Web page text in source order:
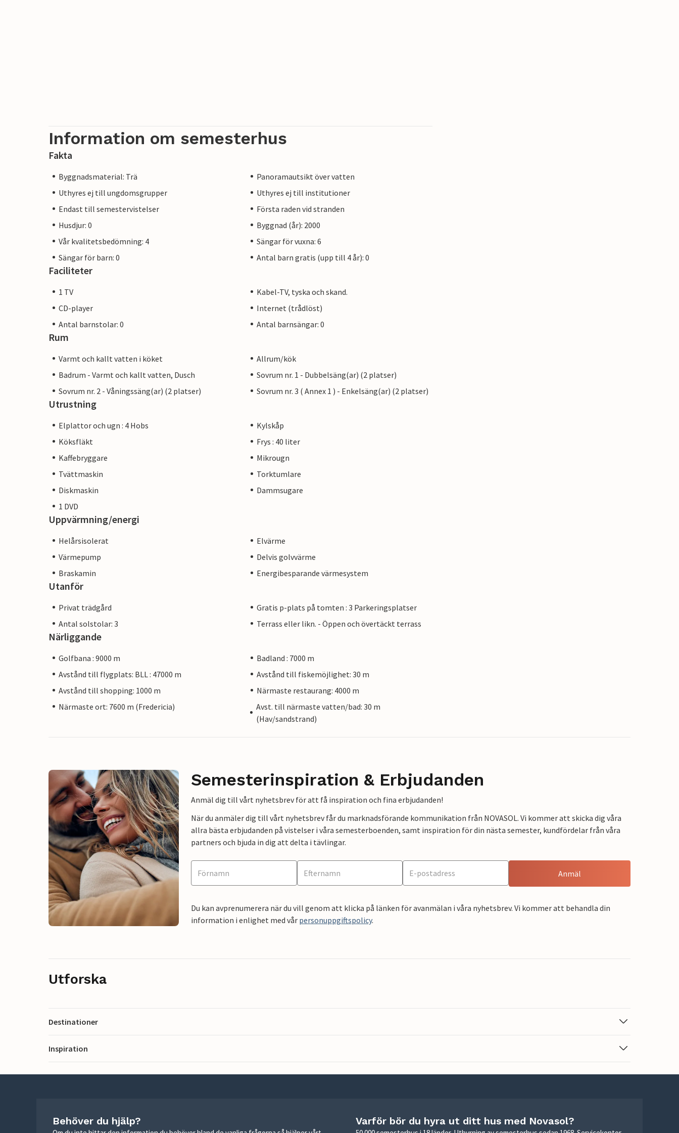
Information om semesterhus
Fakta
Byggnadsmaterial: Trä
Panoramautsikt över vatten
Uthyres ej till ungdomsgrupper
Uthyres ej till institutioner
Endast till semestervistelser
Första raden vid stranden
Husdjur: 0
Byggnad (år): 2000
Vår kvalitetsbedömning: 4
Sängar för vuxna: 6
Sängar för barn: 0
Antal barn gratis (upp till 4 år): 0
Faciliteter
1 TV
Kabel-TV, tyska och skand.
CD-player
Internet (trådlöst)
Antal barnstolar: 0
Antal barnsängar: 0
Rum
Varmt och kallt vatten i köket
Allrum/kök
Badrum - Varmt och kallt vatten, Dusch
Sovrum nr. 1 - Dubbelsäng(ar) (2 platser)
Sovrum nr. 2 - Våningssäng(ar) (2 platser)
Sovrum nr. 3 ( Annex 1 ) - Enkelsäng(ar) (2 platser)
Utrustning
Elplattor och ugn : 4 Hobs
Kylskåp
Köksfläkt
Frys : 40 liter
Kaffebryggare
Mikrougn
Tvättmaskin
Torktumlare
Diskmaskin
Dammsugare
1 DVD
Uppvärmning/energi
Helårsisolerat
Elvärme
Värmepump
Delvis golvvärme
Braskamin
Energibesparande värmesystem
Utanför
Privat trädgård
Gratis p-plats på tomten : 3 Parkeringsplatser
Antal solstolar: 3
Terrass eller likn. - Öppen och övertäckt terrass
Närliggande
Golfbana : 9000 m
Badland : 7000 m
Avstånd till flygplats: BLL : 47000 m
Avstånd till fiskemöjlighet: 30 m
Avstånd till shopping: 1000 m
Närmaste restaurang: 4000 m
Närmaste ort: 7600 m (Fredericia)
Avst. till närmaste vatten/bad: 30 m
(Hav/sandstrand)
Semesterinspiration & Erbjudanden
Anmäl dig till vårt nyhetsbrev för att få inspiration och fina erbjudanden!
När du anmäler dig till vårt nyhetsbrev får du marknadsförande kommunikation från NOVASOL. Vi kommer att skicka dig våra
allra bästa erbjudanden på vistelser i våra semesterboenden, samt inspiration för din nästa semester, kundfördelar från våra
partners och bjuda in dig att delta i tävlingar.
Anmäl
Du kan avprenumerera när du vill genom att klicka på länken för avanmälan i våra nyhetsbrev. Vi kommer att behandla din
information i enlighet med vår personuppgiftspolicy.
Utforska
Destinationer
Inspiration
Behöver du hjälp? Varför bör du hyra ut ditt hus med Novasol?